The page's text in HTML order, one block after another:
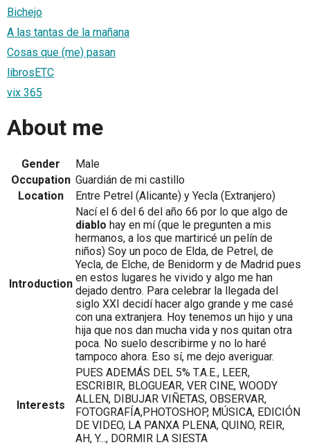
Bichejo
A las tantas de la mañana
Cosas que (me) pasan
librosETC
vix 365
About me
Gender
Male
Occupation Guardián de mi castillo
Location
Entre Petrel (Alicante) y Yecla (Extranjero)
Introduction
Nací el 6 del 6 del año 66 por lo que algo de
diablo hay en mí (que le pregunten a mis
hermanos, a los que martiricé un pelín de
niños) Soy un poco de Elda, de Petrel, de
Yecla, de Elche, de Benidorm y de Madrid pues
en estos lugares he vivido y algo me han
dejado dentro. Para celebrar la llegada del
siglo XXI decidí hacer algo grande y me casé
con una extranjera. Hoy tenemos un hijo y una
hija que nos dan mucha vida y nos quitan otra
poca. No suelo describirme y no lo haré
tampoco ahora. Eso sí, me dejo averiguar.
Interests
PUES ADEMÁS DEL 5% T.A.E., LEER,
ESCRIBIR, BLOGUEAR, VER CINE, WOODY
ALLEN, DIBUJAR VIÑETAS, OBSERVAR,
FOTOGRAFÍA,PHOTOSHOP, MÚSICA, EDICIÓN
DE VIDEO, LA PANXA PLENA, QUINO, REIR,
AH, Y..., DORMIR LA SIESTA